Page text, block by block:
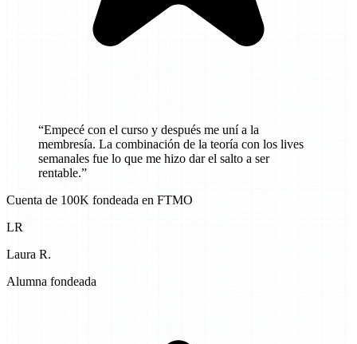
“Empecé con el curso y después me uní a la
membresía. La combinación de la teoría con los lives
semanales fue lo que me hizo dar el salto a ser
rentable.”
Cuenta de 100K fondeada en FTMO
LR
Laura R.
Alumna fondeada